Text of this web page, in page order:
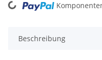
Loading...
Beschreibung